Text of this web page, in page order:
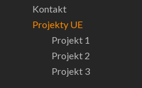
Kontakt
Projekty UE
Projekt 1
Projekt 2
Projekt 3